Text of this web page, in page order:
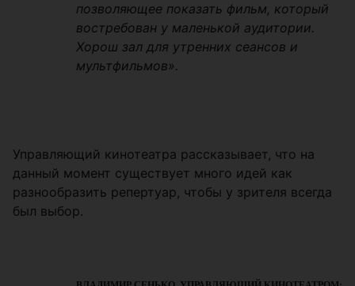
позволяющее показать фильм, который
востребован у маленькой аудитории.
Хорош зал для утренних сеансов и
мультфильмов».
Управляющий кинотеатра рассказывает, что на
данный момент существует много идей как
разнообразить репертуар, чтобы у зрителя всегда
был выбор.